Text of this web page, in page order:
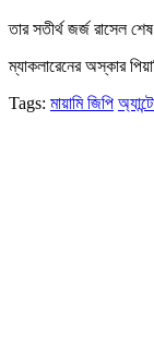
তার সতীর্থ জর্জ রাসেল
ম্যাকলারেনের অস্কার
Tags: মায়ামি জিপি